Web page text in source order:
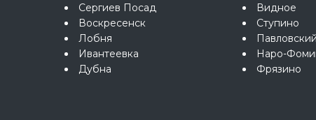
Сергиев Посад
Воскресенск
Лобня
Ивантеевка
Дубна
Видное
Ступино
Наро-
Фрязино